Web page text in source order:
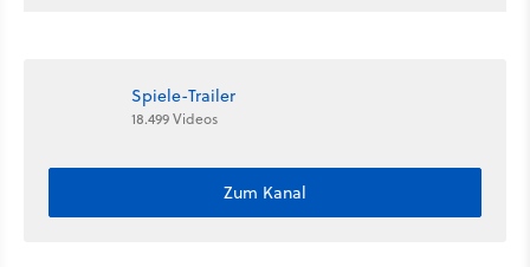
Spiele-Trailer
18.499 Videos
Zum Kanal